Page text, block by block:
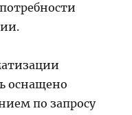
оснащено
по запросу